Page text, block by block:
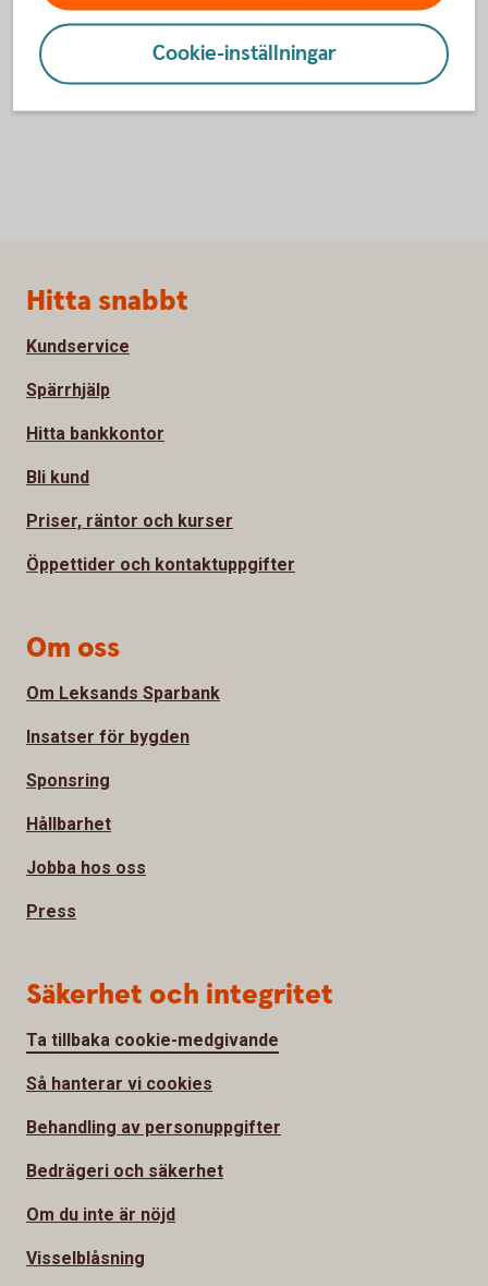
Digital supportCookie-inställningar
Sidfot
Hitta snabbt
Kundservice
Spärrhjälp
Hitta bankkontor
Bli kund
Priser, räntor och kurser
Öppettider och kontaktuppgifter
Om oss
Om Leksands Sparbank
Insatser för bygden
Sponsring
Hållbarhet
Jobba hos oss
Press
Säkerhet och integritet
Ta tillbaka cookie-medgivande
Så hanterar vi cookies
Behandling av personuppgifter
Bedrägeri och säkerhet
Om du inte är nöjd
Visselblåsning